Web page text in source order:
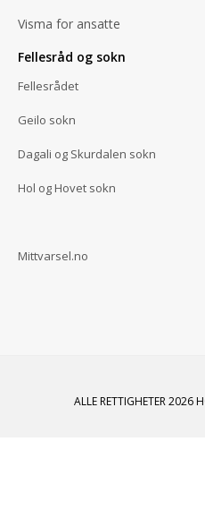
Visma for ansatte
Fellesråd og sokn
Fellesrådet
Geilo sokn
Dagali og Skurdalen sokn
Hol og Hovet sokn
Mittvarsel.no
ALLE RETTIGHETER 2026